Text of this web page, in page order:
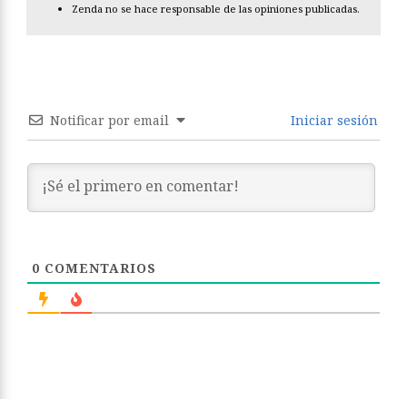
Zenda no se hace responsable de las opiniones publicadas.
Notificar por email Iniciar sesión
0 COMENTARIOS